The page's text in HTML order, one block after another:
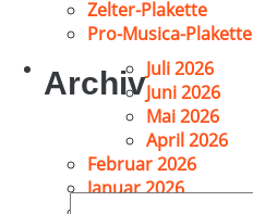
Zelter-Plakette
Pro-Musica-Plakette
ArchivJuli 2026
Juni 2026
Mai 2026
April 2026
Februar 2026
Januar 2026